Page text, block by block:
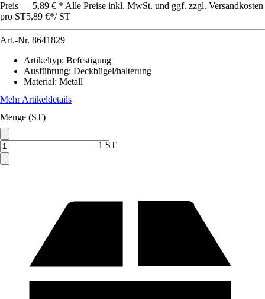
Preis — 5,89 € * Alle Preise inkl. MwSt. und ggf. zzgl. Versandkosten
pro ST5,89 €*/ ST
Art.-Nr. 8641829
Artikeltyp: Befestigung
Ausführung: Deckbügel/halterung
Material: Metall
Mehr Artikeldetails
Menge (ST)
1 ST